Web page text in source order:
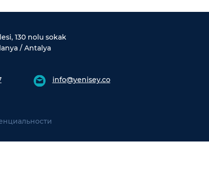
130 nolu sokak
/ Antalya
info@yenisey.co